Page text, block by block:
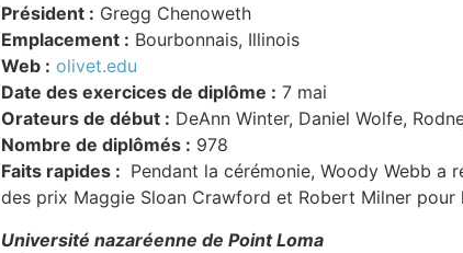
Président : Gregg Chenoweth
Emplacement : Bourbonnais, Illinois
Web : olivet.edu
Date des exercices de diplôme : 7 mai
Orateurs de début : DeAnn Winter, Daniel Wolfe,
Nombre de diplômés : 978
Faits rapides : Pendant la cérémonie, Woody Webb a
des prix Maggie Sloan Crawford et Robert Milner
Université nazaréenne de Point Loma